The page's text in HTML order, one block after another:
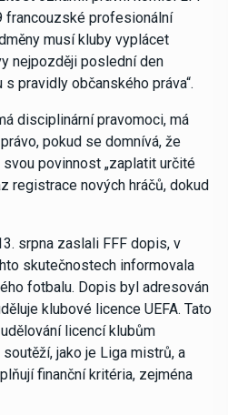
francouzské profesionální
musí kluby vyplácet
nejpozději poslední den
pravidly občanského práva“.
disciplinární pravomoci, má
pokud se domnívá, že
povinnost „zaplatit určité
registrace nových hráčů, dokud
srpna zaslali FFF dopis, v
skutečnostech informovala
fotbalu. Dopis byl adresován
klubové licence UEFA. Tato
licencí klubům
jako je Liga mistrů, a
finanční kritéria, zejména